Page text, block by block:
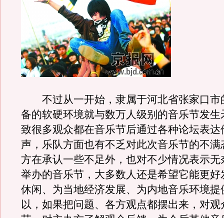
不过从一开始，隶属于河北省张家口市
备的软硬环境就与数万人级别的音乐节发生
致很多观众都在音乐节后通过各种论坛表达
声，乐队方面也有不乏对此次音乐节的不满
方在承认一些不足外，也对不少情况表示无
举办的音乐节，大多数人还是希望它能更好
休闲、为当地经济发展、为内地音乐环境提
以，如果把问题、各方观点都摆出来，对观